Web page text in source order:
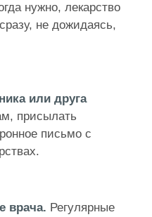
нужно, лекарство
не дожидаясь,
или друга
присылать
письмо с
врача. Регулярные